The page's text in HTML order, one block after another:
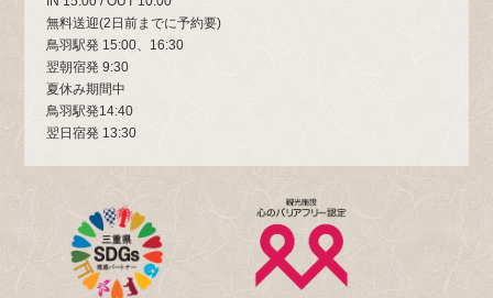
無料送迎(2日前までに予約要)
鳥羽駅発 15:00、16:30
翌朝宿発 9:30
夏休み期間中
鳥羽駅発14:40
翌日宿発 13:30